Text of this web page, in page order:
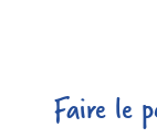
Faire le